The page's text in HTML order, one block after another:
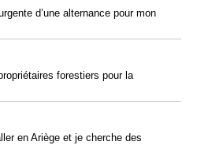
d’une alternance pour mon
forestiers pour la
en Ariège et je cherche des